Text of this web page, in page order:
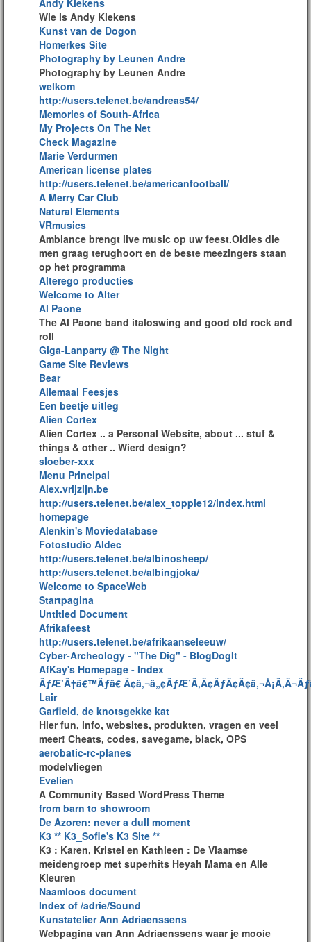
Andy Kiekens
Wie is Andy Kiekens
Kunst van de Dogon
Homerkes Site
Photography by Leunen Andre
Photography by Leunen Andre
welkom
http://users.telenet.be/andreas54/
Memories of South-Africa
My Projects On The Net
Check Magazine
Marie Verdurmen
American license plates
http://users.telenet.be/americanfootball/
A Merry Car Club
Natural Elements
VRmusics
Ambiance brengt live music op uw feest.Oldies die
men graag terughoort en de beste meezingers staan
op het programma
Alterego producties
Welcome to Alter
Al Paone
The Al Paone band italoswing and good old rock and
roll
Giga-Lanparty @ The Night
Game Site Reviews
Bear
Allemaal Feesjes
Een beetje uitleg
Alien Cortex
Alien Cortex .. a Personal Website, about ... stuf &
things & other .. Wierd design?
sloeber-xxx
Menu Principal
Alex.vrijzijn.be
http://users.telenet.be/alex_toppie12/index.html
homepage
Alenkin's Moviedatabase
Fotostudio Aldec
http://users.telenet.be/albinosheep/
http://users.telenet.be/albingjoka/
Welcome to SpaceWeb
Startpagina
Untitled Document
Afrikafeest
http://users.telenet.be/afrikaanseleeuw/
Cyber-Archeology - "The Dig" - BlogDogIt
AfKay's Homepage - Index
ÃƒÆ’Ã†â€™Ãƒâ€
Lair
Garfield, de knotsgekke kat
Hier fun, info, websites, produkten, vragen en veel
meer! Cheats, codes, savegame, black, OPS
aerobatic-rc-planes
modelvliegen
Evelien
A Community Based WordPress Theme
from barn to showroom
De Azoren: never a dull moment
K3 ** K3_Sofie's K3 Site **
K3 : Karen, Kristel en Kathleen : De Vlaamse
meidengroep met superhits Heyah Mama en Alle
Kleuren
Naamloos document
Index of /adrie/Sound
Kunstatelier Ann Adriaenssens
Webpagina van Ann Adriaenssens waar je mooie